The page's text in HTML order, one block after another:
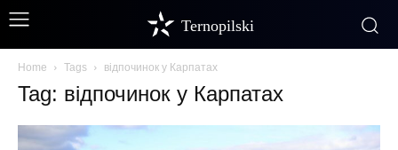
Ternopilski
Home Tags відпочинок у Карпатах
Tag: відпочинок у Карпатах